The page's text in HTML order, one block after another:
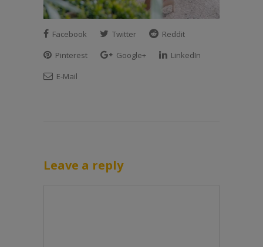
Facebook Twitter
Reddit
Pinterest
Google+
LinkedIn
E-Mail
Leave a reply